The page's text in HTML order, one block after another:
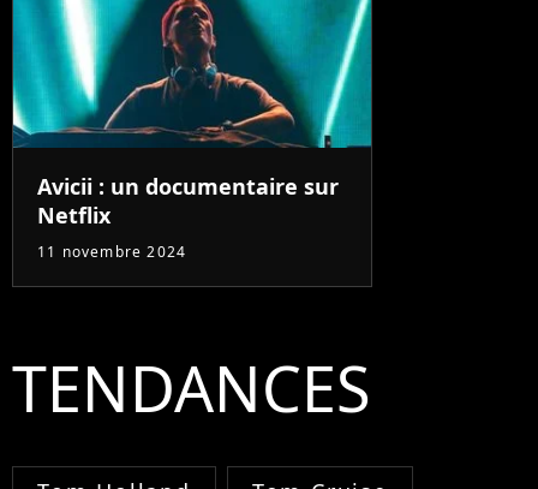
Avicii : un documentaire sur
Netflix
11 novembre 2024
TENDANCES